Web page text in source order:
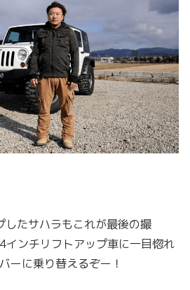
たサハラもこれが最後の撮
ンチリフトアップ車に一目惚れ
ーに乗り替えるぞー！